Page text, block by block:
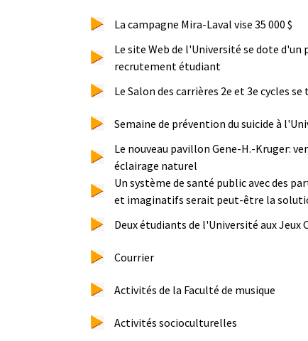
La campagne Mira-Laval vise 35 000 $
Le site Web de l'Université se dote
recrutement étudiant
Le Salon des carrières 2e et 3e cycles
Semaine de prévention du suicide à
Le nouveau pavillon Gene-H.-Kruger:
éclairage naturel
Un système de santé public avec des
et imaginatifs serait peut-être la
Deux étudiants de l'Université aux Jeux
Courrier
Activités de la Faculté de musique
Activités socioculturelles